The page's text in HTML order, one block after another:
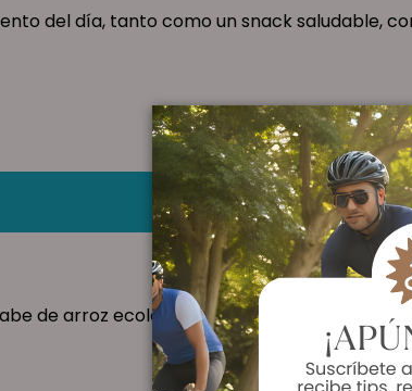
del día, tanto como un snack saludable,
Ver
Pistacho
de arroz ecológico, pasta de dátil [pasta
hispanica),